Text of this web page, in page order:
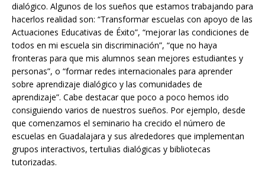
dialógico. Algunos de los sueños que estamos trabajando para
hacerlos realidad son: “Transformar escuelas con apoyo de las
Actuaciones Educativas de Éxito”, “mejorar las condiciones de
todos en mi escuela sin discriminación”, “que no haya
fronteras para que mis alumnos sean mejores estudiantes y
personas”, o “formar redes internacionales para aprender
sobre aprendizaje dialógico y las comunidades de
aprendizaje”. Cabe destacar que poco a poco hemos ido
consiguiendo varios de nuestros sueños. Por ejemplo, desde
que comenzamos el seminario ha crecido el número de
escuelas en Guadalajara y sus alrededores que implementan
grupos interactivos, tertulias dialógicas y bibliotecas
tutorizadas.